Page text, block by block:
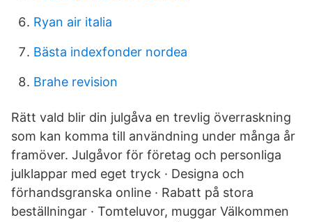
Ryan air italia
Bästa indexfonder nordea
Brahe revision
Rätt vald blir din julgåva en trevlig överraskning
som kan komma till användning under många år
framöver. Julgåvor för företag och personliga
julklappar med eget tryck · Designa och
förhandsgranska online · Rabatt på stora
beställningar · Tomteluvor, muggar Välkommen